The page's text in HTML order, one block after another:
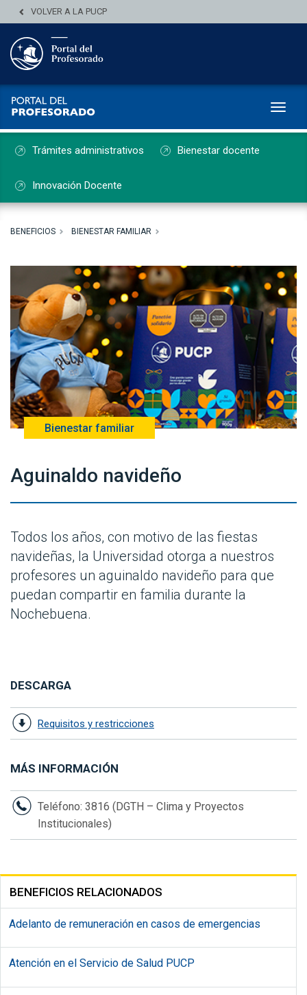
VOLVER A LA PUCP
Trámites administrativos Bienestar docente
Innovación Docente
BENEFICIOS BIENESTAR FAMILIAR
Bienestar familiar
Aguinaldo navideño
Todos los años, con motivo de las fiestas
navideñas, la Universidad otorga a nuestros
profesores un aguinaldo navideño para que
puedan compartir en familia durante la
Nochebuena.
DESCARGA
Requisitos y restricciones
MÁS INFORMACIÓN
Teléfono: 3816 (DGTH – Clima y Proyectos
Institucionales)
BENEFICIOS RELACIONADOS
Adelanto de remuneración en casos de emergencias
Atención en el Servicio de Salud PUCP